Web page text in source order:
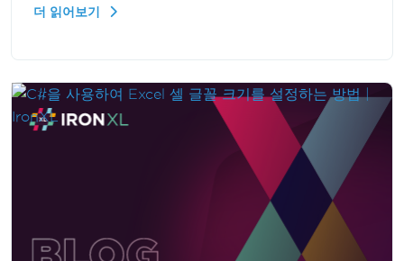
더 읽어보기